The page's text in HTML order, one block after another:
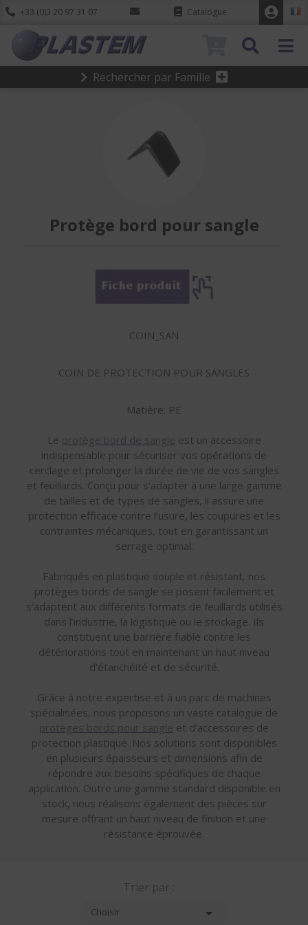
+33 (0)3 20 97 31 07 Catalogue
Rechercher par Famille
Protège bord pour sangle
COIN_SAN
COIN DE PROTECTION POUR SANGLES
Matière: PE
Le protège bord de sangle est un accessoire
indispensable pour sécuriser vos opérations de
cerclage et prolonger la durée de vie de vos sangles
et feuillards. Conçu pour s’adapter à une large gamme
de tailles et de types de sangles, il assure une
protection efficace contre l’usure, les coupures et les
contraintes mécaniques, tout en garantissant un
serrage optimal.
Fabriqués en plastique souple et résistant, nos
protèges bords de sangle se posent facilement et
s’adaptent aux différents formats de feuillards utilisés
dans l’industrie, la logistique ou le stockage. Ils
constituent une barrière fiable contre les
détériorations tout en maintenant un haut niveau
d’étanchéité et de sécurité.
Grâce à notre expertise et à un parc de machines
spécialisées, nous proposons un vaste catalogue de
protèges bords pour sangle et d’accessoires de
protection plastique. Nos solutions sont disponibles
en plusieurs épaisseurs et dimensions afin de
répondre aux besoins spécifiques de chaque
application. Outre une gamme standard disponible en
stock, nous réalisons également des pièces sur
mesure offrant un haut niveau de finition et une
résistance éprouvée.
Trier par :
Choisir 